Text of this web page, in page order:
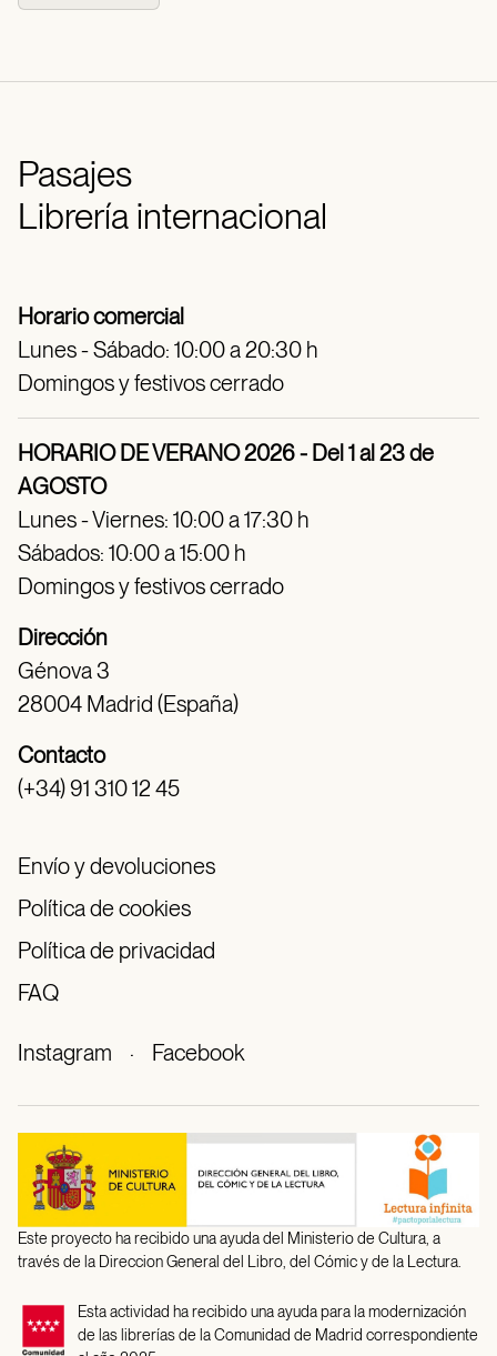
Pasajes
Librería internacional
Horario comercial
Lunes - Sábado: 10:00 a 20:30 h
Domingos y festivos cerrado
HORARIO DE VERANO 2026 - Del 1 al 23 de
AGOSTO
Lunes - Viernes: 10:00 a 17:30 h
Sábados: 10:00 a 15:00 h
Domingos y festivos cerrado
Dirección
Génova 3
28004 Madrid (España)
Contacto
(+34) 91 310 12 45
Envío y devoluciones
Política de cookies
Política de privacidad
FAQ
Instagram · Facebook
Este proyecto ha recibido una ayuda del Ministerio de Cultura, a
través de la Direccion General del Libro, del Cómic y de la Lectura.
Esta actividad ha recibido una ayuda para la modernización
de las librerías de la Comunidad de Madrid correspondiente